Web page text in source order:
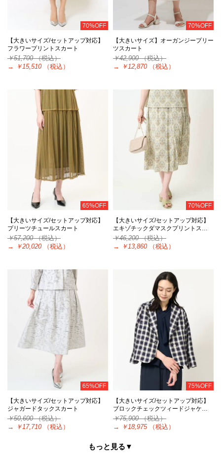
70%OFF
【大きいサイズ/セットアップ対応】
フラワープリントスカート
￥51,700（税込）
→
￥15,510 （税込）
70%OFF
【大きいサイズ】オーガンジープリー
ツスカート
￥42,900（税込）
→
￥12,870 （税込）
65%OFF
【大きいサイズ/セットアップ対応】
プリーツチュールスカート
￥57,200（税込）
→
￥20,020 （税込）
70%OFF
【大きいサイズ/セットアップ対応】
エキゾチックダマスクプリントス…
￥46,200（税込）
→
￥13,860 （税込）
65%OFF
【大きいサイズ/セットアップ対応】
ジャガードタックスカート
￥50,600（税込）
→
￥17,710 （税込）
75%OFF
【大きいサイズ/セットアップ対応】
ブロックチェックツィードジャケ…
￥75,900（税込）
→
￥18,975 （税込）
もっと見る▼